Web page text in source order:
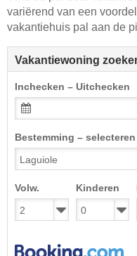
variërend van een
vakantiehuis pal aan de
Vakantiewoning
Inchecken – Uitchecken
Bestemming – selecteren
Volw. Kinderen